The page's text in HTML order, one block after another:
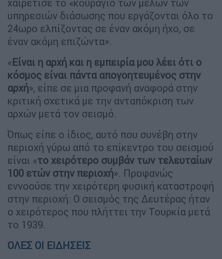
χαιρέτισε το «κουράγιο των μελών των
υπηρεσιών διάσωσης που εργάζονται όλο το
24ωρο ελπίζοντας σε έναν ακόμη ήχο, σε
έναν ακόμη επιζώντα».
«Είναι η αρχή και η εμπειρία μου λέει ότι ο
κόσμος είναι πάντα απογοητευμένος στην
αρχή», είπε σε μια προφανή αναφορά στην
κριτική σχετικά με την ανταπόκριση των
αρχών μετά τον σεισμό.
Όπως είπε ο ίδιος, αυτό που συνέβη στην
περιοχή γύρω από το επίκεντρο του σεισμού
είναι «το χειρότερο συμβάν των τελευταίων
100 ετών στην περιοχή». Προφανώς
εννοούσε την χειρότερη φυσική καταστροφή
στην περιοχή: Ο σεισμός της Δευτέρας ήταν
ο χειρότερος που πλήττει την Τουρκία μετά
το 1939.
ΟΛΕΣ ΟΙ ΕΙΔΗΣΕΙΣ